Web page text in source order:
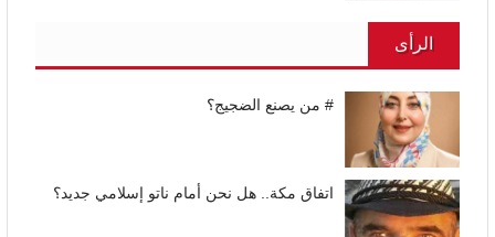
الرأى
# من يصنع الضجيج؟
اتفاق مكة.. هل نحن أمام ناتو إسلامي جديد؟